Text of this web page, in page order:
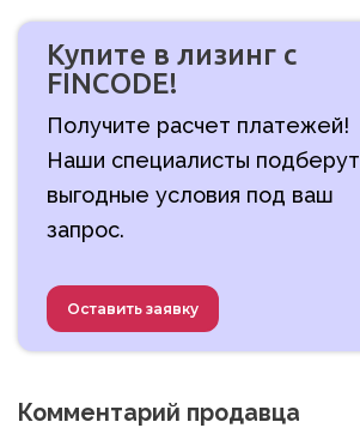
Купите в лизинг с
FINCODE!
Получите расчет платежей!
Наши специалисты подберут
выгодные условия под ваш
запрос.
Оставить заявку
Комментарий продавца